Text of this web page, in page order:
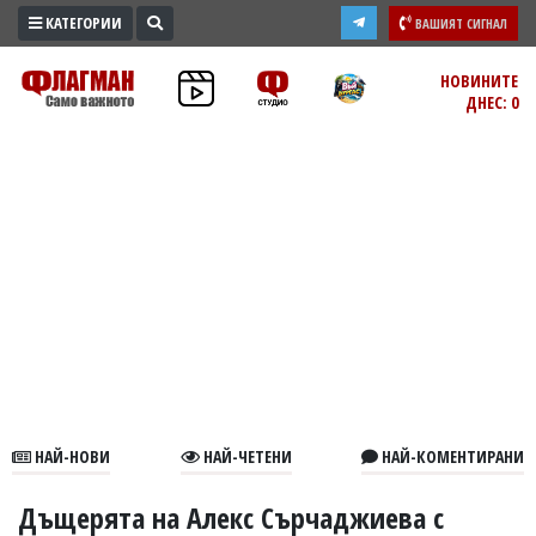
ПРОМО
ЗОНА
КАТЕГОРИИ ВАШИЯТ СИГНАЛ
НОВИНИТЕ
ДНЕС: 0
НАЙ-НОВИ НАЙ-ЧЕТЕНИ НАЙ-КОМЕНТИРАНИ
Дъщерята на Алекс Сърчаджиева с